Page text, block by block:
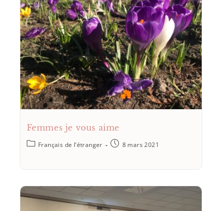
Femmes je vous aime
Français de l’étranger 8 mars 2021